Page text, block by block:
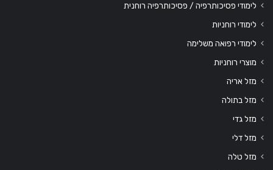
לימודי פסיכותרפיה / פסיכותרפיה רוחנית
לימודי רוחניות
לימודי רפואה משלימה
מוצרי רוחניות
מזל אריה
מזל בתולה
מזל גדי
מזל דלי
מזל טלה